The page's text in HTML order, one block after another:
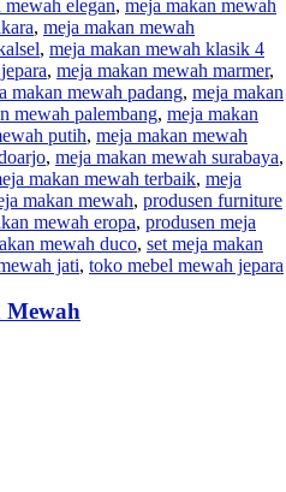
mewah elegan, meja makan mewah
, meja makan mewah
, meja makan mewah klasik 4
, meja makan mewah marmer,
makan mewah padang, meja makan
mewah palembang, meja makan
putih, meja makan mewah
, meja makan mewah surabaya,
makan mewah terbaik, meja
makan mewah, produsen furniture
mewah eropa, produsen meja
mewah duco, set meja makan
jati, toko mebel mewah jepara